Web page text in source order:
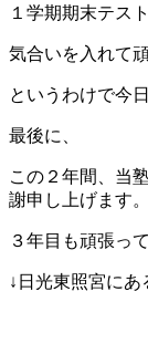
１学期期末テス
気合いを入れて
というわけで今
最後に、
この２年間、当
謝申し上げます。
３年目も頑張っ
↓日光東照宮にあ